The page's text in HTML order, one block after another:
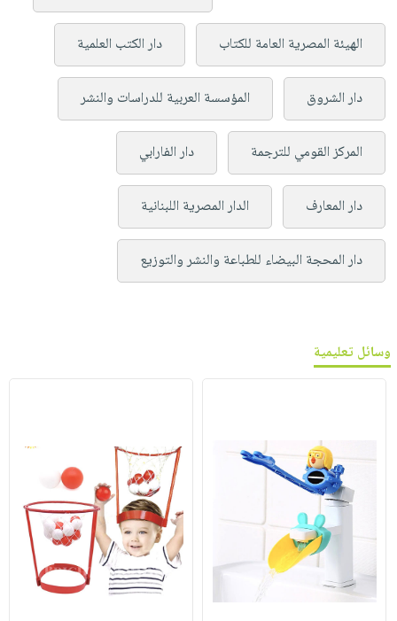
الهيئة المصرية العامة للكتاب دار الكتب العلمية
دار الشروق المؤسسة العربية للدراسات والنشر
المركز القومي للترجمة دار الفارابي
دار المعارف الدار المصرية اللبنانية
دار المحجة البيضاء للطباعة والنشر والتوزيع
وسائل تعليمية